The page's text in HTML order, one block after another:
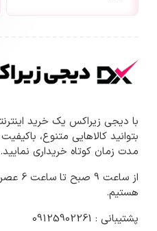
با دیجی زیراکس یک خرید
بتوانید کالاهایی متنوع،
مدت زمان کوتاه خریداری نمایید.
از
هستیم.
پشتیبانی : 09125902261